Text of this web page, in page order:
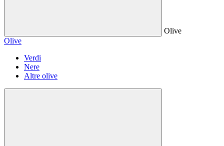
Olive
Olive
Verdi
Nere
Altre olive